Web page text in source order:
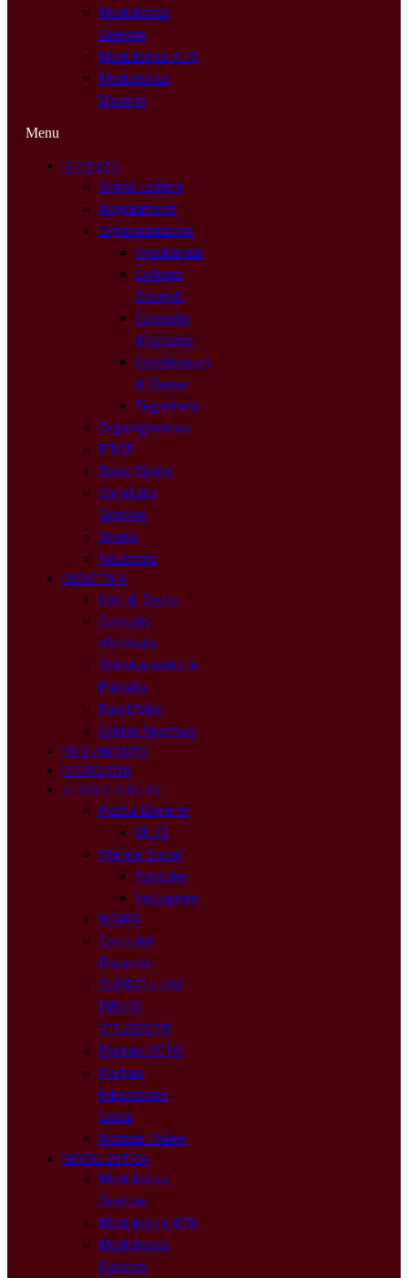
Modulistica
Genitori
Modulistica ATA
Modulistica
Docenti
Menu
ISTITUTO
Orario Lezioni
Regolamenti
Organizzazione
Presidenza
Collegio
Docenti
Consiglio
d’Istituto
Coordinatori
di Classe
Segreteria
Organigramma
PTOF
Dove Siamo
Comitato
Genitori
Storia
Sicurezza
DIDATTICA
Libri di Testo
Curricolo
d’Istituto
Orientamento in
Entrata
Eportfolio
Centro Sportivo
RICEVIMENTO
ISCRIZIONI
SERVIZI ONLINE
Posta Docenti
@ .IT
Allende Social
Youtube
Instagram
NOIPA
Carta del
Docente
CURRICULUM
DELLO
STUDENTE
Portale PCTO
Portale
Educazione
Civica
Istanze Online
MODULISTICA
Modulistica
Genitori
Modulistica ATA
Modulistica
Docenti